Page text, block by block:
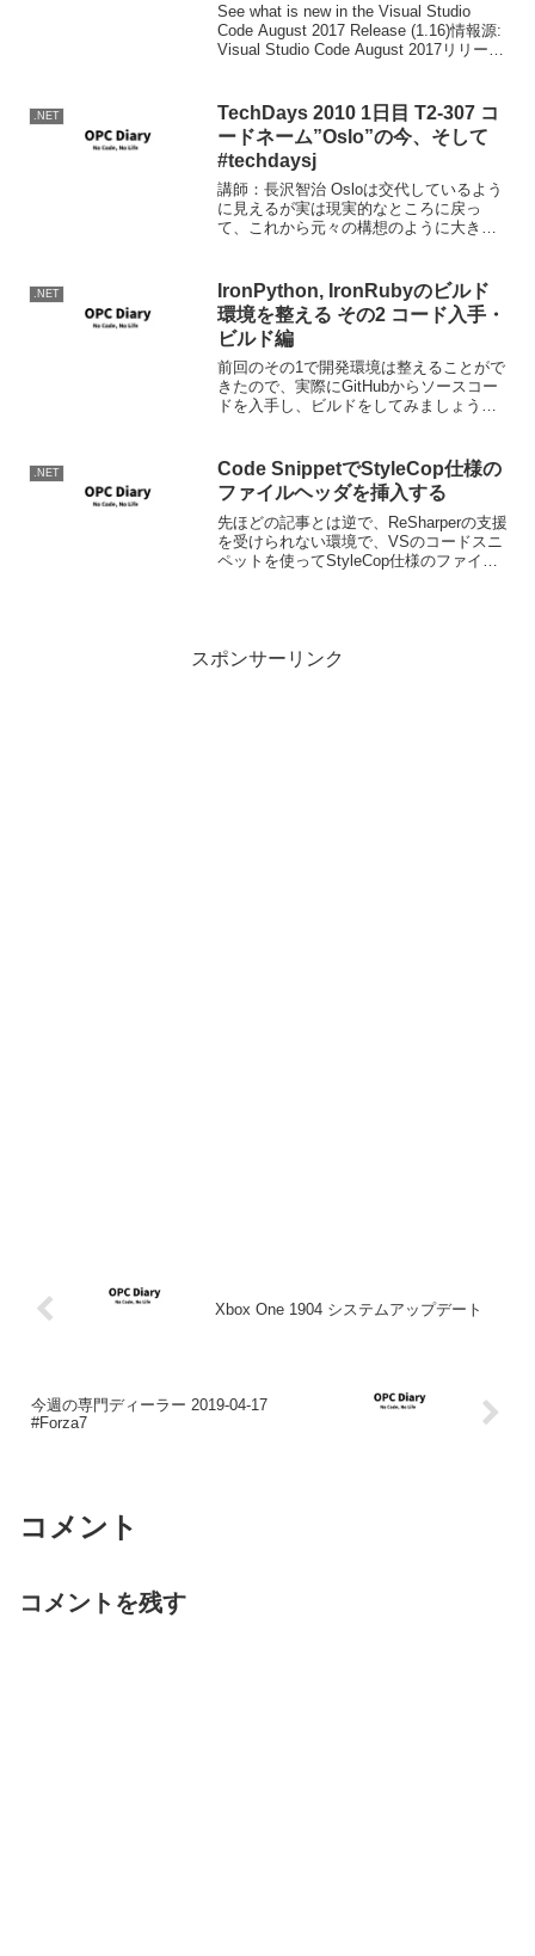
See what is new in the Visual Studio
Code August 2017 Release (1.16)情報源:
Visual Studio Code August 2017リリース
.NET
TechDays 2010 1日目 T2-307 コ
ードネーム”Oslo”の今、そして
#techdaysj
講師：長沢智治 Osloは交代しているよう
に見えるが実は現実的なところに戻っ
て、これから元々の構想のように大きく
りのまとめです。 Room E #T2-307 #...
.NET
IronPython, IronRubyのビルド
環境を整える その2 コード入手・
ビルド編
前回のその1で開発環境は整えることがで
きたので、実際にGitHubからソースコー
ドを入手し、ビルドをしてみましょう。
そのフォルダの右クリックでGit Bash
He...
.NET
Code SnippetでStyleCop仕様の
ファイルヘッダを挿入する
先ほどの記事とは逆で、ReSharperの支援
を受けられない環境で、VSのコードスニ
ペットを使ってStyleCop仕様のファイル
スポンサーリンク
Xbox One 1904 システムアップデート
今週の専門ディーラー 2019-04-17
#Forza7
コメント
コメントを残す